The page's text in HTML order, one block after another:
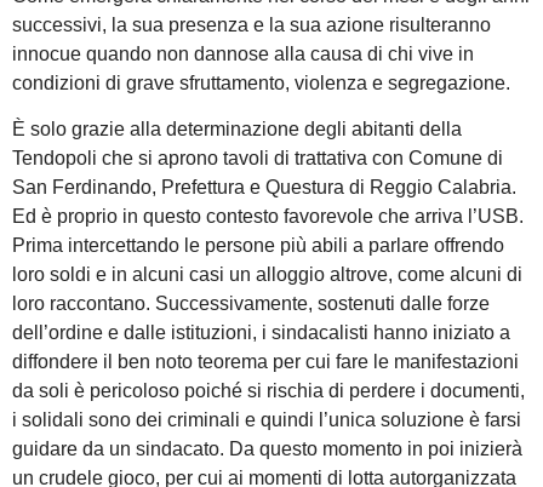
successivi, la sua presenza e la sua azione risulteranno
innocue quando non dannose alla causa di chi vive in
condizioni di grave sfruttamento, violenza e segregazione.
È solo grazie alla determinazione degli abitanti della
Tendopoli che si aprono tavoli di trattativa con Comune di
San Ferdinando, Prefettura e Questura di Reggio Calabria.
Ed è proprio in questo contesto favorevole che arriva l’USB.
Prima intercettando le persone più abili a parlare offrendo
loro soldi e in alcuni casi un alloggio altrove, come alcuni di
loro raccontano. Successivamente, sostenuti dalle forze
dell’ordine e dalle istituzioni, i sindacalisti hanno iniziato a
diffondere il ben noto teorema per cui fare le manifestazioni
da soli è pericoloso poiché si rischia di perdere i documenti,
i solidali sono dei criminali e quindi l’unica soluzione è farsi
guidare da un sindacato. Da questo momento in poi inizierà
un crudele gioco, per cui ai momenti di lotta autorganizzata